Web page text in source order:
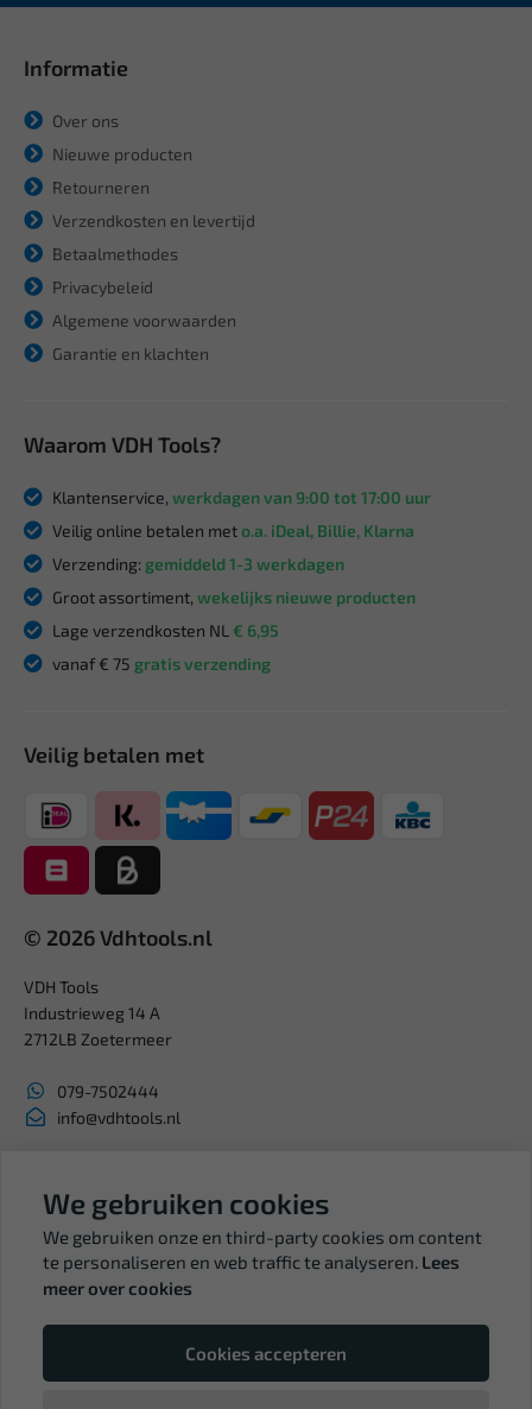
Informatie
Over ons
Nieuwe producten
Retourneren
Verzendkosten en levertijd
Betaalmethodes
Privacybeleid
Algemene voorwaarden
Garantie en klachten
Waarom VDH Tools?
Klantenservice, werkdagen van 9:00 tot 17:00 uur
Veilig online betalen meto.a. iDeal, Billie, Klarna
Verzending: gemiddeld 1-3 werkdagen
Groot assortiment, wekelijks nieuwe producten
Lage verzendkosten NL € 6,95
vanaf € 75 gratis verzending
Veilig betalen met
© 2026 Vdhtools.nl
VDH Tools
Industrieweg 14 A
2712LB Zoetermeer
079-7502444
info@vdhtools.nl
BTW: NL819958657B01
We gebruiken cookies
We gebruiken onze en third-party cookies om content
te personaliseren en web traffic te analyseren. Lees
meer over cookies
Cookies accepteren